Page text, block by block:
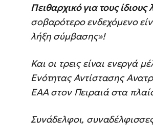
Πειθαρχικό για τους
σοβαρότερο ενδεχόμενο
λήξη σύμβασης»!
Και οι τρεις είναι ενεργά
Ενότητας Αντίστασης
ΕΑΑ στον Πειραιά στα
Συνάδελφοι,